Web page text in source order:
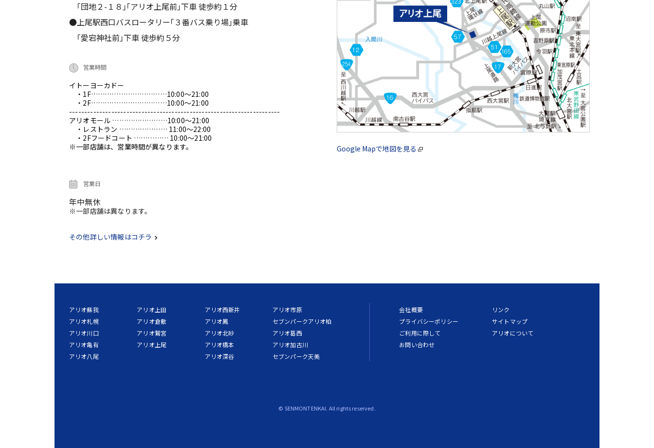
｢団地２-１８｣｢アリオ上尾前｣下車 徒歩約１分
●上尾駅西口バスロータリー｢３番バス乗り場｣乗車
｢愛宕神社前｣下車 徒歩約５分
営業時間
イトーヨーカドー
・1F……………………………10:00～21:00
・2F……………………………10:00～21:00
----------------------------------------------------------------------
アリオモール ……………………10:00～21:00
・レストラン ………………… 11:00～22:00
・2Fフードコート …………… 10:00～21:00
※一部店舗は、営業時間が異なります。
営業日
年中無休
※一部店舗は異なります。
その他詳しい情報はコチラ
Google Mapで地図を見る
アリオ蘇我
アリオ札幌
アリオ川口
アリオ亀有
アリオ八尾
アリオ上田
アリオ倉敷
アリオ鷲宮
アリオ上尾
アリオ西新井
アリオ鳳
アリオ北砂
アリオ橋本
アリオ深谷
アリオ市原
セブンパークアリオ柏
アリオ葛西
アリオ加古川
セブンパーク天美
会社概要
プライバシーポリシー
ご利用に際して
お問い合わせ
リンク
サイトマップ
アリオについて
© SENMONTENKAI. All rights reserved.